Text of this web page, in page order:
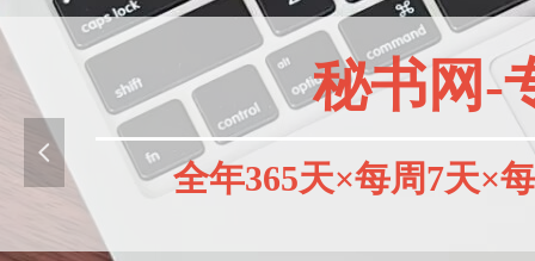
秘书网-
全年365天×每周7天×
넳